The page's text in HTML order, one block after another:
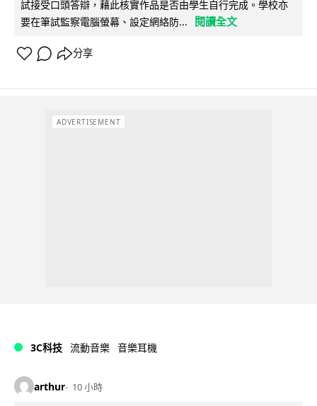
試接受口頭答辯，藉此核實作品是否由學生自行完成。學校亦
要在筆試監察電腦螢幕、設定網絡防...
閱讀全文
分享
ADVERTISEMENT
3C科技 流動音樂 音樂耳機
arthur 10 小時